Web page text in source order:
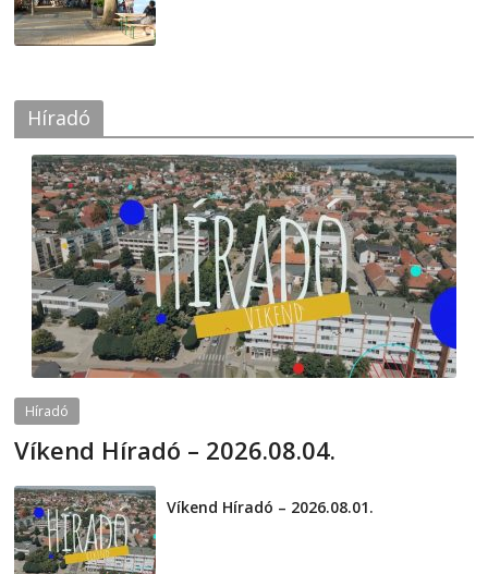
Híradó
Híradó
Víkend Híradó – 2026.08.04.
Víkend Híradó – 2026.08.01.